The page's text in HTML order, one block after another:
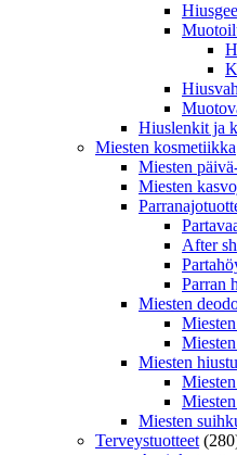
Hiuslenkit ja
Miesten kosmetiikka
Miesten
Miesten
After
Parran
Miesten
Miesten
Miesten
Terveystuotteet